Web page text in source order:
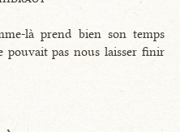
là prend bien son temps
pouvait pas nous laisser finir